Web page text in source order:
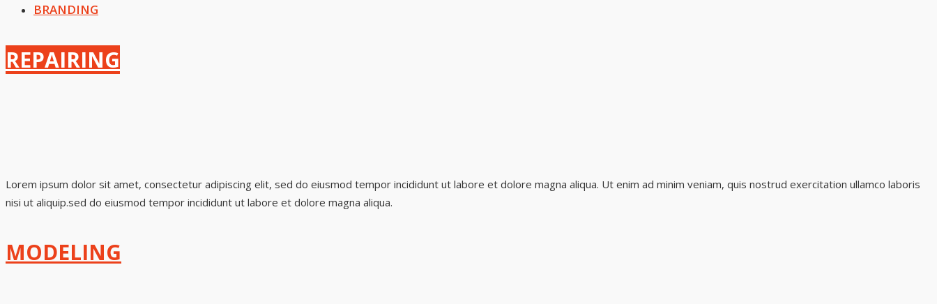
BRANDING
REPAIRING
Lorem ipsum dolor sit amet, consectetur adipiscing elit, sed do eiusmod tempor incididunt ut labore et dolore magna aliqua. Ut enim ad minim veniam, quis nostrud exercitation ullamco laboris
nisi ut aliquip.sed do eiusmod tempor incididunt ut labore et dolore magna aliqua.
MODELING